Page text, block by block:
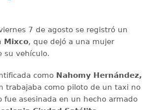
7 de agosto se registró un
Mixco, que dejó a una mujer
su vehículo.
como Nahomy Hernández,
trabajaba como piloto de un taxi no
fue asesinada en un hecho armado